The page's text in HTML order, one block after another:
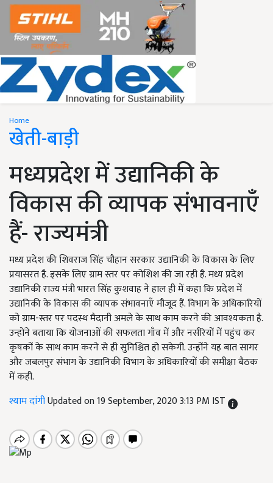
Home
खेती-बाड़ी
मध्यप्रदेश में उद्यानिकी के
विकास की व्यापक संभावनाएँ
हैं- राज्यमंत्री
मध्य प्रदेश की शिवराज सिंह चौहान सरकार उद्यानिकी के विकास के लिए
प्रयासरत है. इसके लिए ग्राम स्तर पर कोशिश की जा रही है. मध्य प्रदेश
उद्यानिकी राज्य मंत्री भारत सिंह कुशवाह ने हाल ही में कहा कि प्रदेश में
उद्यानिकी के विकास की व्यापक संभावनाएँ मौजूद हैं. विभाग के अधिकारियों
को ग्राम-स्तर पर पदस्थ मैदानी अमले के साथ काम करने की आवश्यकता है.
उन्होंने बताया कि योजनाओं की सफलता गाँव में और नर्सरियों में पहुंच कर
कृषकों के साथ काम करने से ही सुनिश्चित हो सकेगी. उन्होंने यह बात सागर
और जबलपुर संभाग के उद्यानिकी विभाग के अधिकारियों की समीक्षा बैठक
में कही.
श्याम दांगीUpdated on 19 September, 2020 3:13 PM IST